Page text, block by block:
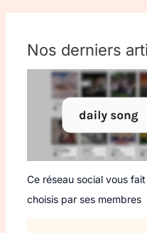
Nos derniers
Ce réseau social vous
choisis par ses membres